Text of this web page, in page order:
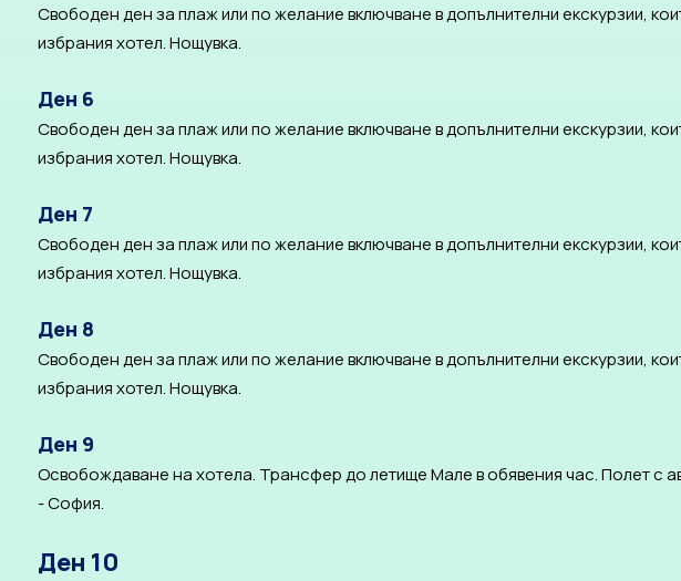
Свободен ден за плаж или по желание включване в допълнителни екскурзии,
избрания хотел. Нощувка.
Ден 6
Свободен ден за плаж или по желание включване в допълнителни екскурзии,
избрания хотел. Нощувка.
Ден 7
Свободен ден за плаж или по желание включване в допълнителни екскурзии,
избрания хотел. Нощувка.
Ден 8
Свободен ден за плаж или по желание включване в допълнителни екскурзии,
избрания хотел. Нощувка.
Ден 9
Освобождаване на хотела. Трансфер до летище Мале в обявения час. Полет с
- София.
Ден 10